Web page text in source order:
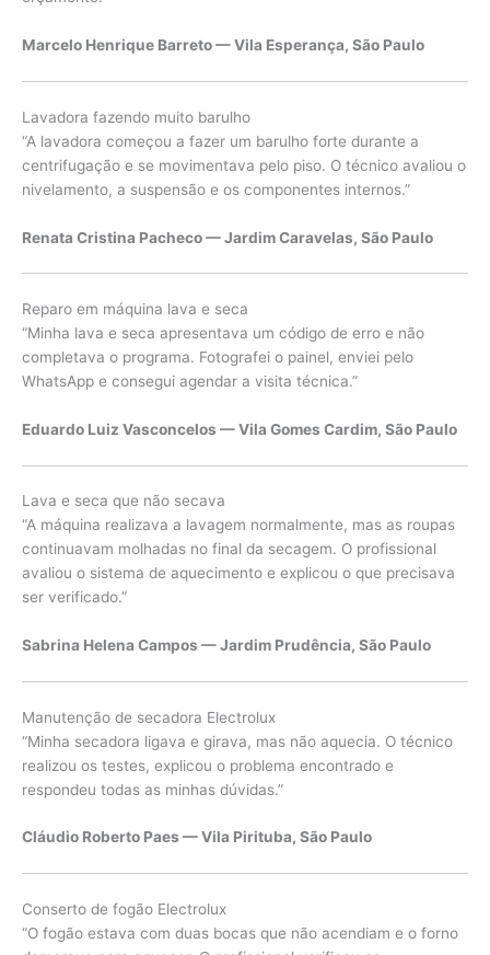
Marcelo Henrique Barreto — Vila Esperança, São Paulo
Lavadora fazendo muito barulho
“A lavadora começou a fazer um barulho forte durante a
centrifugação e se movimentava pelo piso. O técnico avaliou o
nivelamento, a suspensão e os componentes internos.”
Renata Cristina Pacheco — Jardim Caravelas, São Paulo
Reparo em máquina lava e seca
“Minha lava e seca apresentava um código de erro e não
completava o programa. Fotografei o painel, enviei pelo
WhatsApp e consegui agendar a visita técnica.”
Eduardo Luiz Vasconcelos — Vila Gomes Cardim, São Paulo
Lava e seca que não secava
“A máquina realizava a lavagem normalmente, mas as roupas
continuavam molhadas no final da secagem. O profissional
avaliou o sistema de aquecimento e explicou o que precisava
ser verificado.”
Sabrina Helena Campos — Jardim Prudência, São Paulo
Manutenção de secadora Electrolux
“Minha secadora ligava e girava, mas não aquecia. O técnico
realizou os testes, explicou o problema encontrado e
respondeu todas as minhas dúvidas.”
Cláudio Roberto Paes — Vila Pirituba, São Paulo
Conserto de fogão Electrolux
“O fogão estava com duas bocas que não acendiam e o forno